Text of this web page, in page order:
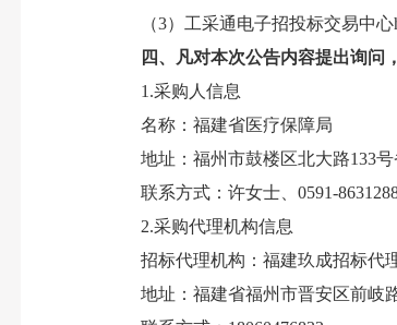
（3）工采通电子招投标交易中心
四、凡对本次公告内容提出询问
1.采购人信息
名称：福建省医疗保障局
地址：福州市鼓楼区北大路133号
联系方式：许女士、0591-
2.采购代理机构信息
招标代理机构：福建玖成招标代
地址：福建省福州市晋安区前岐路